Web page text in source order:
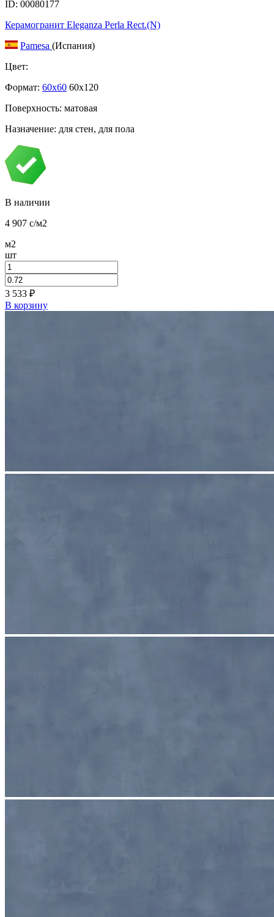
ID: 00080177
Керамогранит Eleganza Perla Rect.(N)
Pamesa (Испания)
Цвет:
Формат: 60x60 60x120
Поверхность: матовая
Назначение: для стен, для пола
В наличии
4 907 c/м2
м2
шт
3 533 ₽
В корзину